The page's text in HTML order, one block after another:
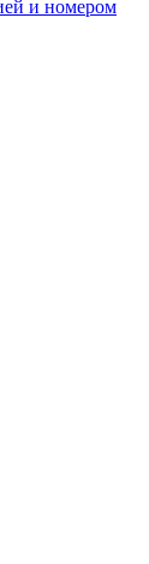
и номером